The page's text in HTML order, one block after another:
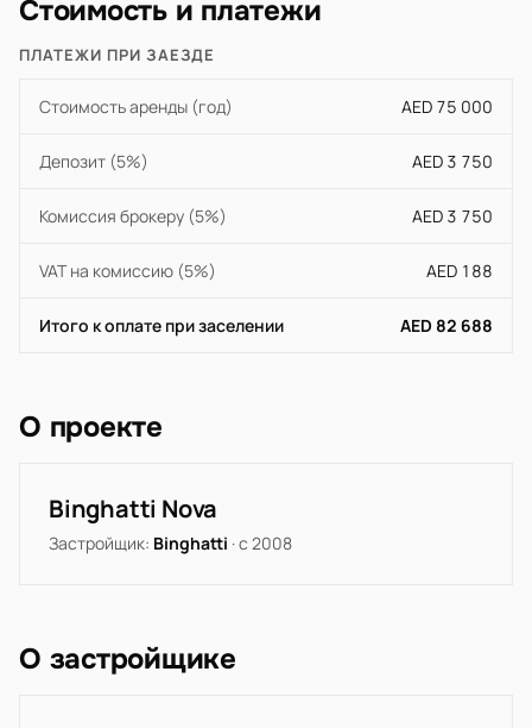
Стоимость и платежи
ПЛАТЕЖИ ПРИ ЗАЕЗДЕ
Стоимость аренды (год) AED 75 000
Депозит (5%) AED 3 750
Комиссия брокеру (5%) AED 3 750
VAT на комиссию (5%) AED 188
Итого к оплате при заселении AED 82 688
О проекте
Binghatti Nova
Застройщик: Binghatti · с 2008
О застройщике